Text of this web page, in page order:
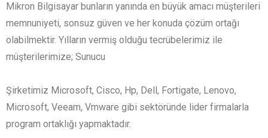
Mikron Bilgisayar bunların yanında en büyük amacı müşterileri
memnuniyeti, sonsuz güven ve her konuda çözüm ortağı
olabilmektir. Yılların vermiş olduğu tecrübelerimiz ile
müşterilerimize; Sunucu
Şirketimiz Microsoft, Cisco, Hp, Dell, Fortigate, Lenovo,
Microsoft, Veeam, Vmware gibi sektöründe lider firmalarla
program ortaklığı yapmaktadır.